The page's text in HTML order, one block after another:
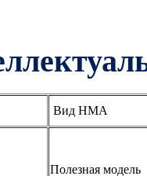
Вид НМА
Полезная модель